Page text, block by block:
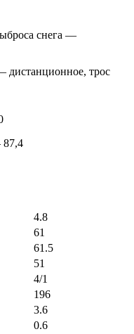
снега —
дистанционное, трос
87,4
4.8
61
61.5
51
4/1
196
3.6
0.6